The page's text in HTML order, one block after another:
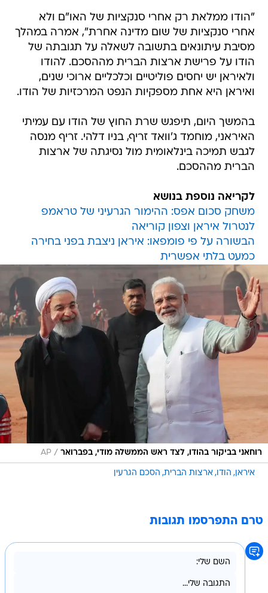
"הודו ממלאת רק אחרי סנקציות של האו"ם ולא
אחרי סנקציות של שום מדינה אחרת", אמרה במהלך
מסיבת עיתונאים בתשובה לשאלה על תגובתה של
הודו על פרישת ארצות הברית מההסכם. להודו
ולאיראן יש יחסים פוליטיים וכלכליים ארוכי שנים,
ואיראן היא אחת מספקיות הנפט המרכזיות של הודו.
בהמשך היום, תיפגש שרת החוץ של הודו עם עמיתי
האיראני, מוחמד ג'וואד זריף, בניו דלהי. זריף מנסה
לגבש תמיכה בינלאומית מול נסיגתה של ארצות
הברית מההסכם.
לקריאה נוספת בנושא
משחק סכום אפס: ההימור הגרעיני של טראמפ
לנטרול איראן וצפון קוריאה
הבשורה על פי פומפאו: איראן ניצבת בפני בחירה
כמעט בלתי אפשרית
רוחאני בביקור בהודו, לצד ראש הממשלה מודי, בפברואר /
AP
איראן הודו ארצות הברית הסכם הגרעין
טרם התפרסמו תגובות